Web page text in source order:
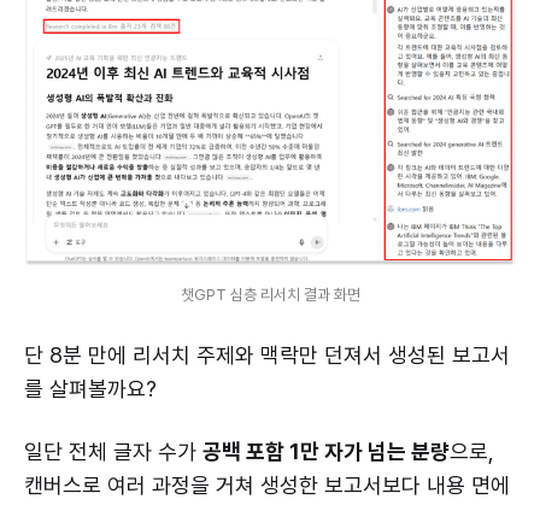
챗GPT 심층 리서치 결과 화면
단 8분 만에 리서치 주제와 맥락만 던져서 생성된 보고서
를 살펴볼까요?
일단 전체 글자 수가 공백 포함 1만 자가 넘는 분량으로,
캔버스로 여러 과정을 거쳐 생성한 보고서보다 내용 면에